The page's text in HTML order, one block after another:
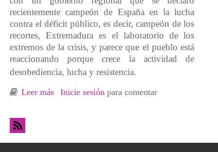
recientemente campeón de España en la lucha
contra el déficit público, es decir, campeón de los
recortes, Extremadura es el laboratorio de los
extremos de la crisis, y parece que el pueblo está
reaccionando porque crece la actividad de
desobediencia, lucha y resistencia.
Leer más sobre La agenda de la dignidad en
Inicie sesión para comentar